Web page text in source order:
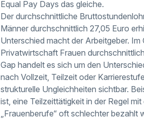
Equal Pay Days das gleiche.
Der durchschnittliche
Männer durchschnittlich 27,05 Euro
Unterschied macht der Arbeitgeber.
Privatwirtschaft Frauen
Gap handelt es sich um den
nach Vollzeit, Teilzeit oder
strukturelle Ungleichheiten sichtbar.
ist, eine Teilzeittätigkeit in der Regel
„Frauenberufe“ oft schlechter bezahlt